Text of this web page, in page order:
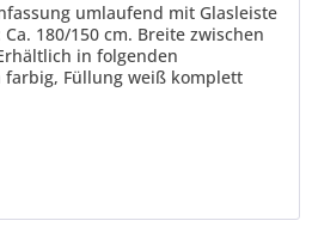
umlaufend mit Glasleiste
180/150 cm. Breite zwischen
in folgenden
farbig, Füllung weiß komplett